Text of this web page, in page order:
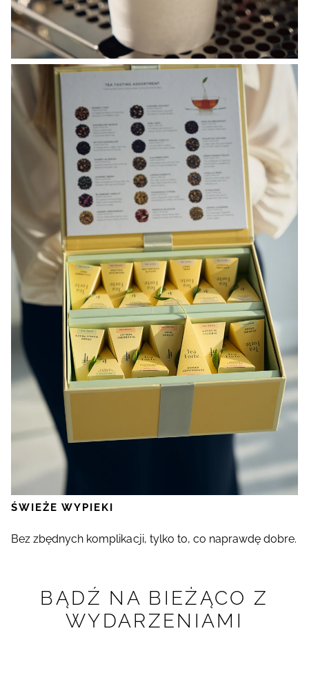
ŚWIEŻE WYPIEKI
Bez zbędnych komplikacji, tylko to, co naprawdę dobre.
BĄDŹ NA BIEŻĄCO Z
WYDARZENIAMI